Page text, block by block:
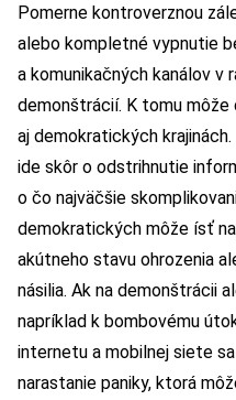
Pomerne kontroverznou
alebo kompletné vypnutie
a komunikačných kanálov v
demonštrácií. K tomu
aj demokratických
ide skôr o odstrihnutie
o čo najväčšie
demokratických môže ísť
akútneho stavu ohrozenia
násilia. Ak na demonštrácii
napríklad k bombovému
internetu a mobilnej siete
narastanie paniky, ktorá